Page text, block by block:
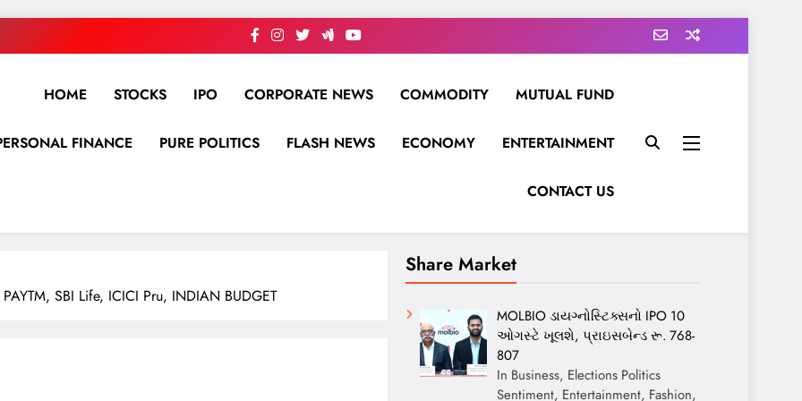
HOME STOCKS IPO CORPORATE NEWS COMMODITY MUTUAL FUND
FINANCE PURE POLITICS FLASH NEWS ECONOMY ENTERTAINMENT
CONTACT US
SBI Life, ICICI Pru, INDIAN BUDGET
Share Market
MOLBIO ડાયગ્નોસ્ટિક્સનો IPO 10
ઓગસ્ટે ખૂલશે, પ્રાઇસબેન્ડ રૂ. 768-
807
In Business, Elections Politics
Sentiment, Entertainment, Fashion,